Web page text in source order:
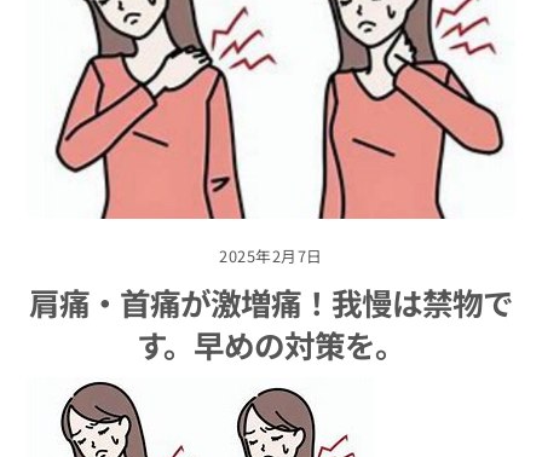
2025年2月7日
肩痛・首痛が激増痛！我慢は禁物で
す。早めの対策を。